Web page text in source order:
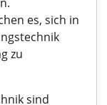
es, sich in
zu
sind